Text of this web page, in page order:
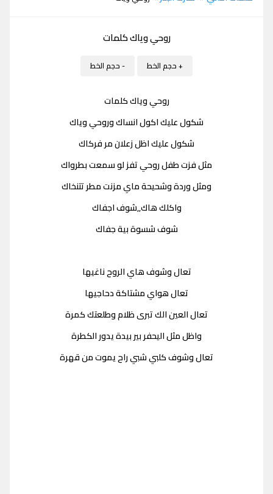
روحي وياك كلمات
+ حجم الخط - حجم الخط
روحي وياك كلمات
شكول عليك اكول انساك وروحي وياك
شكول عليك اظل زعلان مر فركاك
مثل فزت طفل روحي تفز لو سمعت بطرواك
ومثل وردة وشحيحة ماي مزنت مطر تتنخاك
واكلك هاك,,شوف اجفاك
شوف شسوة بية جفاك
تعال وشوف هاي الروح ناغيها
تعال هواي مشتاكة دحاجيها
تعال العين الك تبرى ظلام وطلعتك كمرة
واظل مثل اليحفر بير بيدة يدور الكطرة
تعال وشوف كلبي شبي راح يموت من قهرة